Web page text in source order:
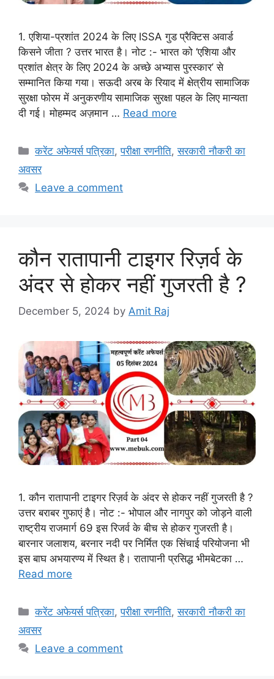
1. एशिया-प्रशांत 2024 के लिए ISSA गुड प्रैक्टिस अवार्ड
किसने जीता ? उत्तर भारत है। नोट :- भारत को ‘एशिया और
प्रशांत क्षेत्र के लिए 2024 के अच्छे अभ्यास पुरस्कार’ से
सम्मानित किया गया। सऊदी अरब के रियाद में क्षेत्रीय सामाजिक
सुरक्षा फोरम में अनुकरणीय सामाजिक सुरक्षा पहल के लिए मान्यता
दी गई। मोहम्मद अज़मान … Read more
Categories
करेंट अफेयर्स पत्रिका,परीक्षा रणनीति,सरकारी नौकरी का
अवसर
Leave a comment
कौन रातापानी टाइगर रिज़र्व के
अंदर से होकर नहीं गुजरती है ?
December 5, 2024 by Amit Raj
1. कौन रातापानी टाइगर रिज़र्व के अंदर से होकर नहीं गुजरती है ?
उत्तर बराबर गुफाएं है। नोट :- भोपाल और नागपुर को जोड़ने वाली
राष्ट्रीय राजमार्ग 69 इस रिजर्व के बीच से होकर गुजरती है।
बारनार जलाशय, बरनार नदी पर निर्मित एक सिंचाई परियोजना भी
इस बाघ अभयारण्य में स्थित है। रातापानी प्रसिद्ध भीमबेटका …
Read more
Categories
करेंट अफेयर्स पत्रिका,परीक्षा रणनीति,सरकारी नौकरी का
अवसर
Leave a comment